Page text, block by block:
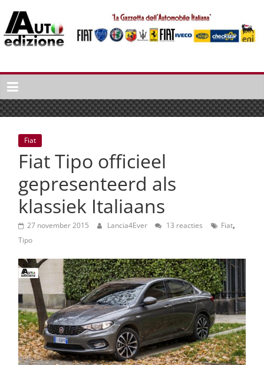
naar
inhoud
Auto
Edizione
La
Gazetta
dell'Automobile
Italiana
autonieuws
lifestyle
Fiat
Fiat Tipo officieel
gepresenteerd als
klassiek Italiaans
27 november 2015 Lancia4Ever 13 reacties Fiat,
Tipo